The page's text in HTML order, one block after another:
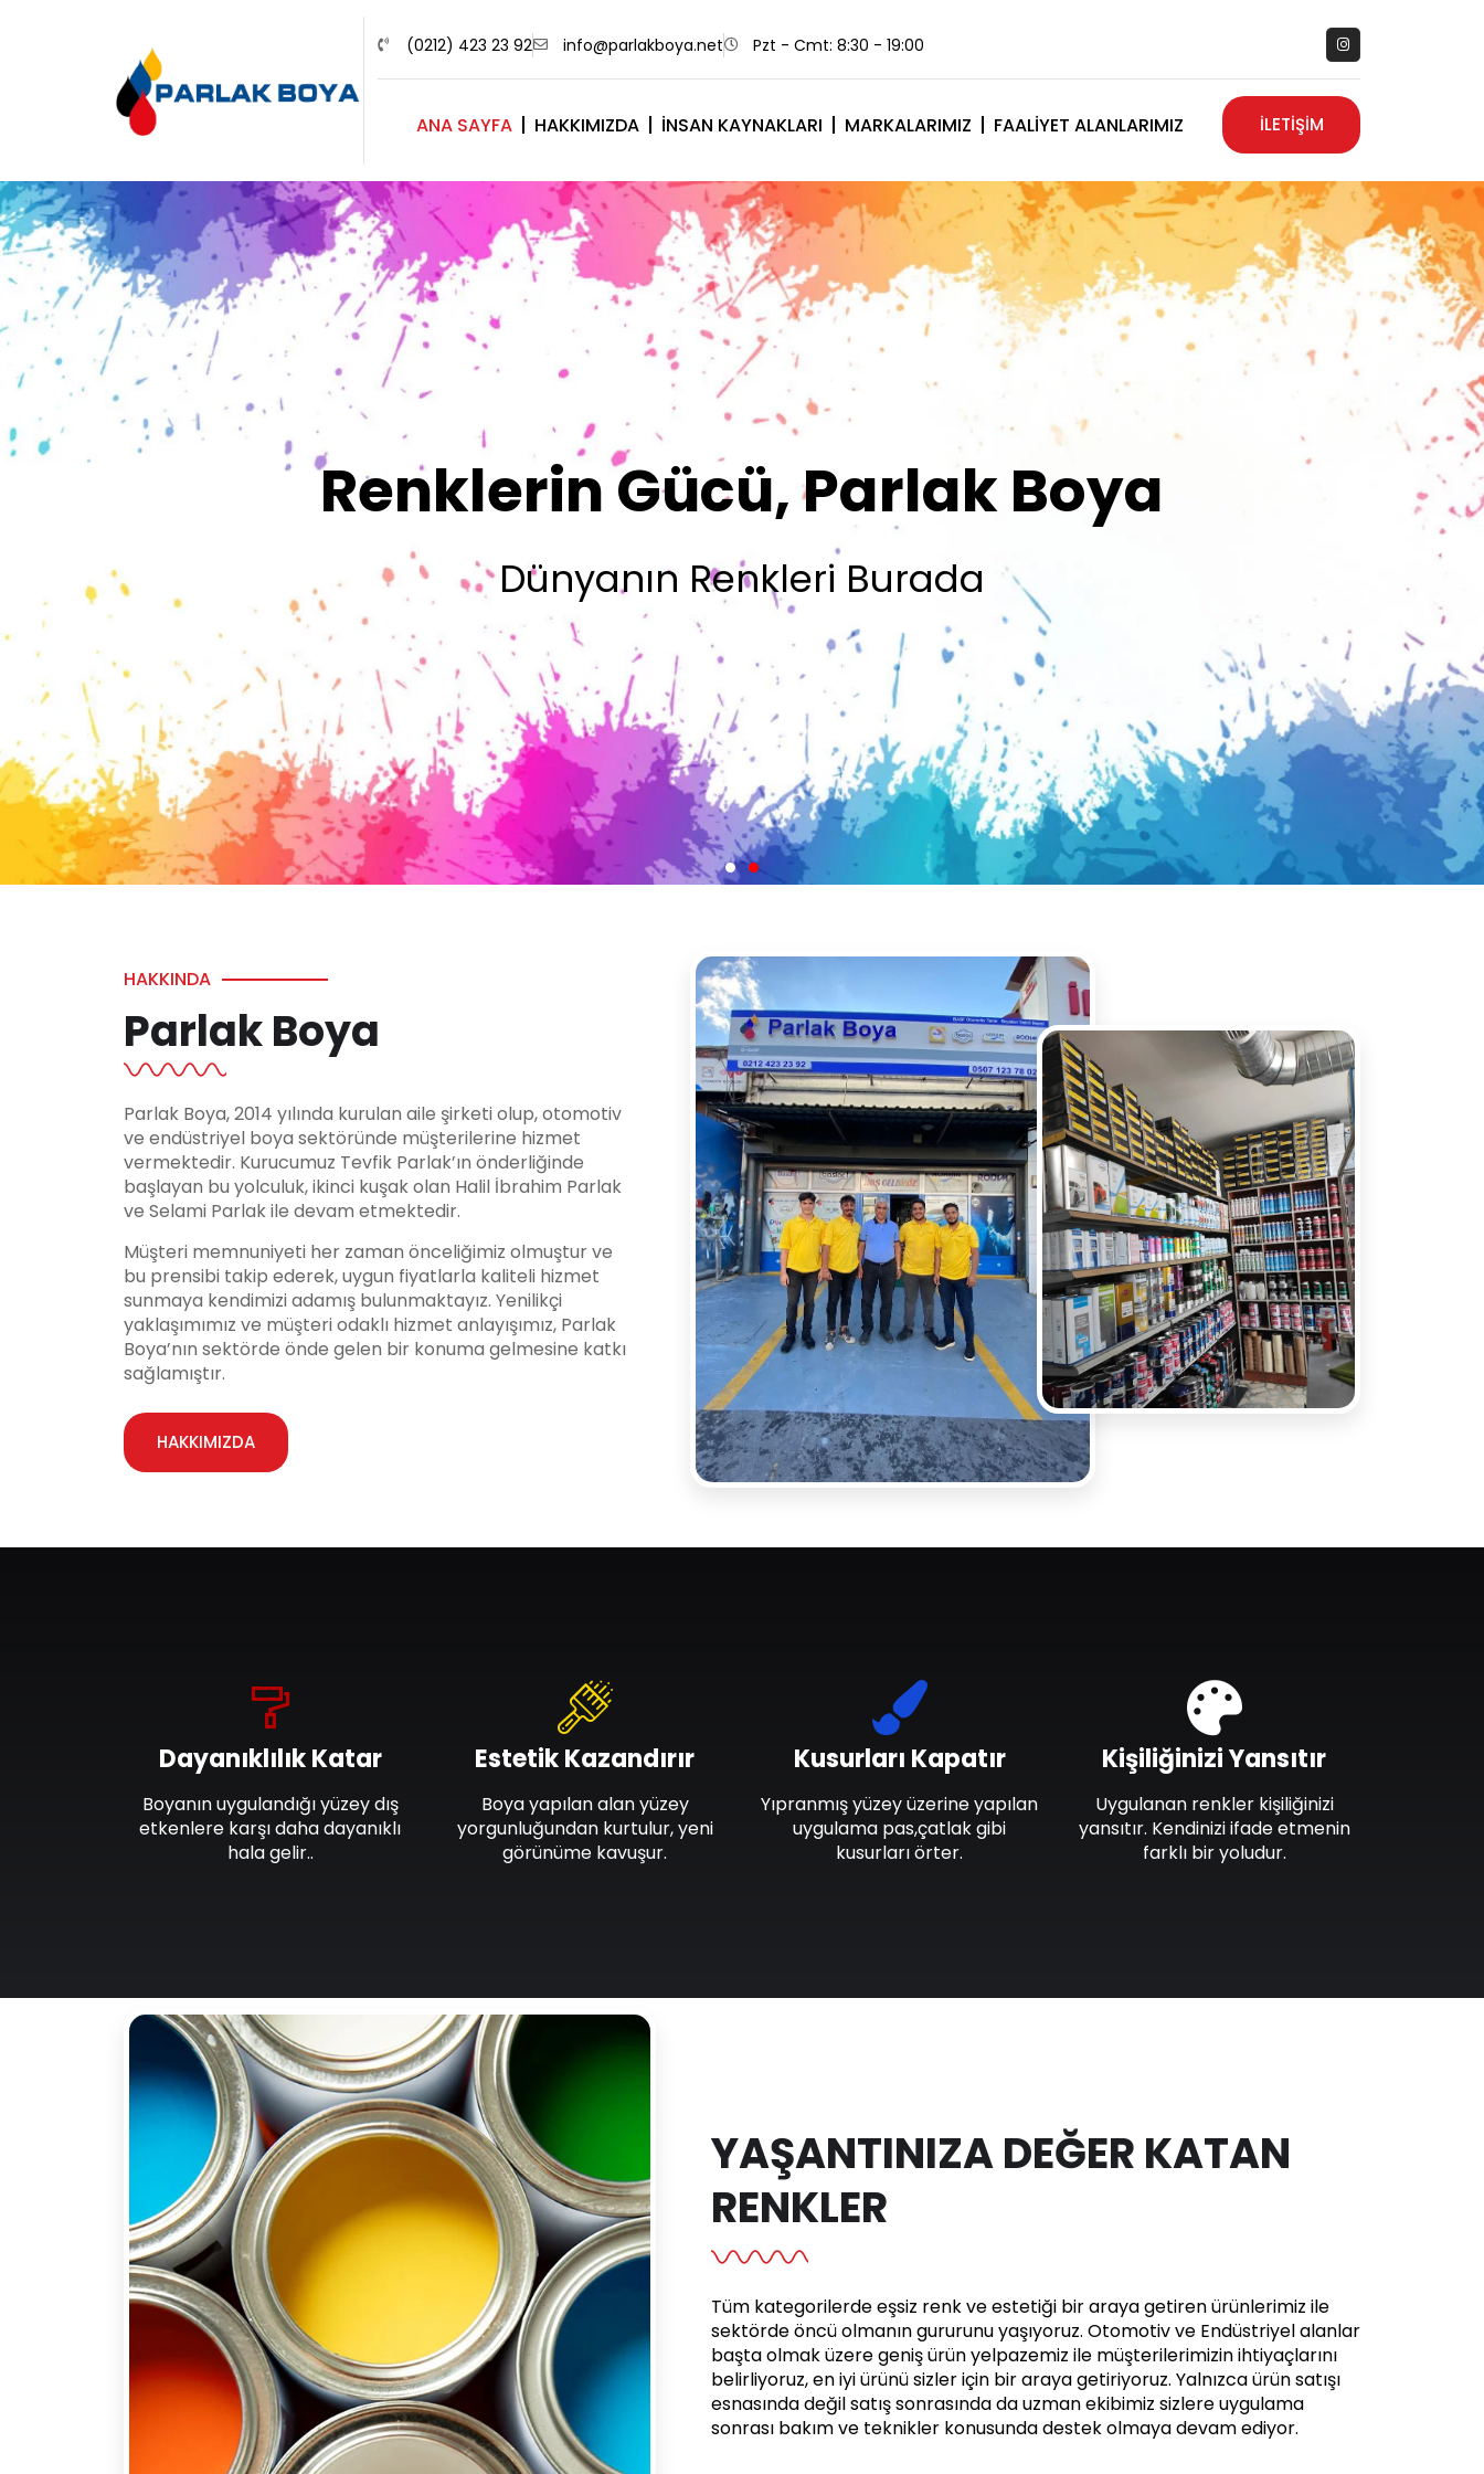
(0212) 423 23 92 info@parlakboya.net Pzt - Cmt: 8:30 - 19:00
ANA SAYFA HAKKIMIZDA İNSAN KAYNAKLARI MARKALARIMIZ FAALIYET ALANLARIMIZ İLETİŞİM
Renklerimiz Sizin İmzanız
Olsun
HAKKINDA
Parlak Boya
Parlak Boya, 2014 yılında kurulan aile şirketi olup, otomotiv
ve endüstriyel boya sektöründe müşterilerine hizmet
vermektedir. Kurucumuz Tevfik Parlak’ın önderliğinde
başlayan bu yolculuk, ikinci kuşak olan Halil İbrahim Parlak
ve Selami Parlak ile devam etmektedir.
Müşteri memnuniyeti her zaman önceliğimiz olmuştur ve
bu prensibi takip ederek, uygun fiyatlarla kaliteli hizmet
sunmaya kendimizi adamış bulunmaktayız. Yenilikçi
yaklaşımımız ve müşteri odaklı hizmet anlayışımız, Parlak
Boya’nın sektörde önde gelen bir konuma gelmesine katkı
sağlamıştır.
HAKKIMIZDA
Dayanıklılık Katar
Boyanın uygulandığı yüzey dış
etkenlere karşı daha dayanıklı
hala gelir..
Estetik Kazandırır
Boya yapılan alan yüzey
yorgunluğundan kurtulur, yeni
görünüme kavuşur.
Kusurları Kapatır
Yıpranmış yüzey üzerine yapılan
uygulama pas,çatlak gibi
kusurları örter.
Kişiliğinizi Yansıtır
Uygulanan renkler kişiliğinizi
yansıtır. Kendinizi ifade etmenin
farklı bir yoludur.
YAŞANTINIZA DEĞER KATAN
RENKLER
Tüm kategorilerde eşsiz renk ve estetiği bir araya getiren ürünlerimiz ile
sektörde öncü olmanın gururunu yaşıyoruz. Otomotiv ve Endüstriyel alanlar
başta olmak üzere geniş ürün yelpazemiz ile müşterilerimizin ihtiyaçlarını
belirliyoruz, en iyi ürünü sizler için bir araya getiriyoruz. Yalnızca ürün satışı
esnasında değil satış sonrasında da uzman ekibimiz sizlere uygulama
sonrası bakım ve teknikler konusunda destek olmaya devam ediyor.